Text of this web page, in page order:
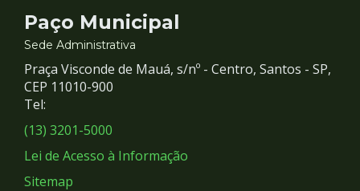
Contato
e
Redes
Sociais
Paço Municipal
Sede Administrativa
Praça Visconde de Mauá, s/nº - Centro, Santos - SP,
CEP 11010-900
Tel:
(13) 3201-5000
Lei de Acesso à Informação
Sitemap